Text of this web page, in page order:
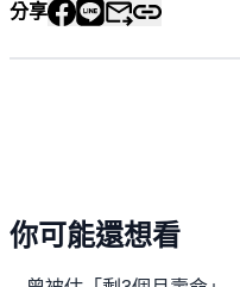
分享
你可能還想看